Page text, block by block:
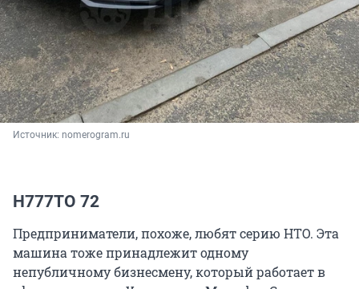
Источник: nomerogram.ru
Н777ТО 72
Предприниматели, похоже, любят серию НТО. Эта
машина тоже принадлежит одному
непубличному бизнесмену, который работает в